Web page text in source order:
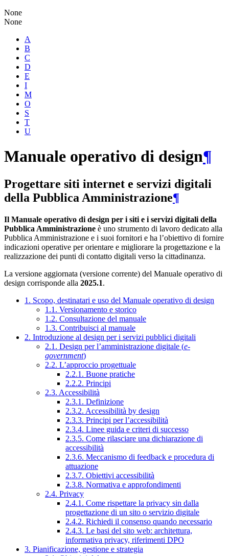
None
None
A
B
C
D
E
I
M
O
S
T
U
Manuale operativo di design¶
Progettare siti internet e servizi digitali
della Pubblica Amministrazione¶
Il Manuale operativo di design per i siti e i servizi digitali della
Pubblica Amministrazione è uno strumento di lavoro dedicato alla
Pubblica Amministrazione e i suoi fornitori e ha l’obiettivo di fornire
indicazioni operative per orientare e migliorare la progettazione e la
realizzazione dei punti di contatto digitali verso la cittadinanza.
La versione aggiornata (versione corrente) del Manuale operativo di
design corrisponde alla 2025.1.
1. Scopo, destinatari e uso del Manuale operativo di design
1.1. Versionamento e storico
1.2. Consultazione del manuale
1.3. Contribuisci al manuale
2. Introduzione al design per i servizi pubblici digitali
2.1. Design per l’amministrazione digitale (e-
government)
2.2. L’approccio progettuale
2.2.1. Buone pratiche
2.2.2. Principi
2.3. Accessibilità
2.3.1. Definizione
2.3.2. Accessibilità by design
2.3.3. Principi per l’accessibilità
2.3.4. Linee guida e criteri di successo
2.3.5. Come rilasciare una dichiarazione di
accessibilità
2.3.6. Meccanismo di feedback e procedura di
attuazione
2.3.7. Obiettivi accessibilità
2.3.8. Normativa e approfondimenti
2.4. Privacy
2.4.1. Come rispettare la privacy sin dalla
progettazione di un sito o servizio digitale
2.4.2. Richiedi il consenso quando necessario
2.4.3. Le basi del sito web: architettura,
informativa privacy, riferimenti DPO
3. Pianificazione, gestione e strategia